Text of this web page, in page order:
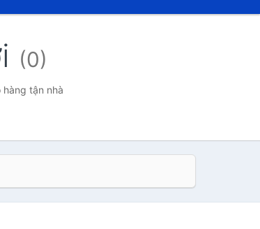
(0)
tận nhà